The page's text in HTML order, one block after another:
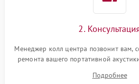
2.
Менеджер колл центра позвонит вам,
ремонта вашего портативной
Подробнее